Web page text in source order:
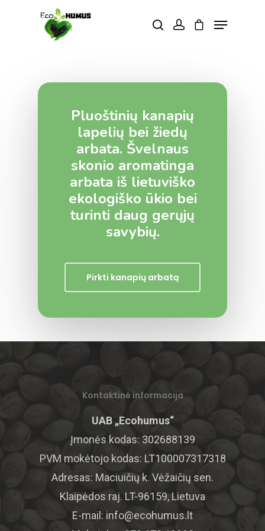
paiešką aba ESC, kad išeitumėte.
Pluoštinių kanapių
lapelių bei žiedų
arbata. Švelnaus
skonio aromatinga
arbata iš lietuviško
ekologiško ūkio bei
turinti daug gerųjų
savybių.
Pirkti kanapių arbatą
Kontaktinė informacija
UAB „Ecohumus“
Įmonės kodas: 302688139
PVM mokėtojo kodas: LT100007317318
Adresas: Maciuičių k. Vėžaičių sen.
Klaipėdos raj. LT-96159, Lietuva
E-mail: info@ecohumus.lt
TRĄŠOS
PARDUOTUVĖ
KANAPĖS
BRANDUOLIAI
KONTAKTAI
ES
PREKYBOS E-